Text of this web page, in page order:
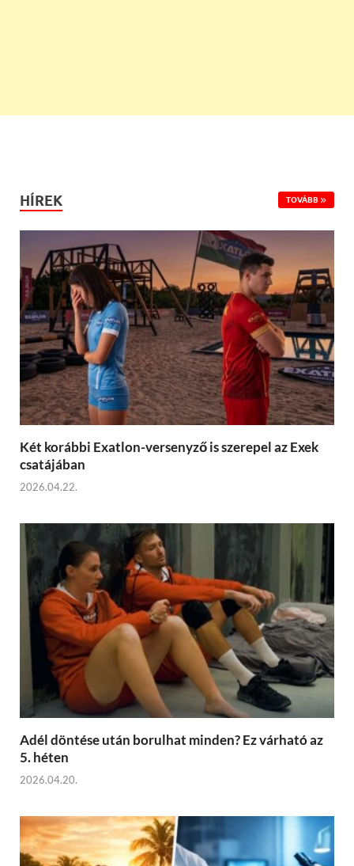
HÍREK TOVÁBB
Két korábbi Exatlon-versenyző is szerepel az Exek
csatájában
2026.04.22.
Adél döntése után borulhat minden? Ez várható az
5. héten
2026.04.20.